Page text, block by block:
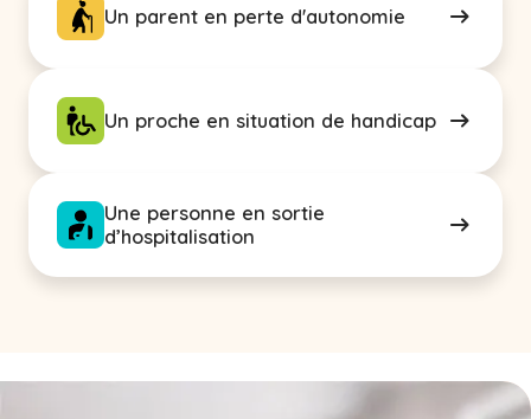
Un parent en perte d'autonomie
Un proche en situation de handicap
Une personne en sortie
d’hospitalisation